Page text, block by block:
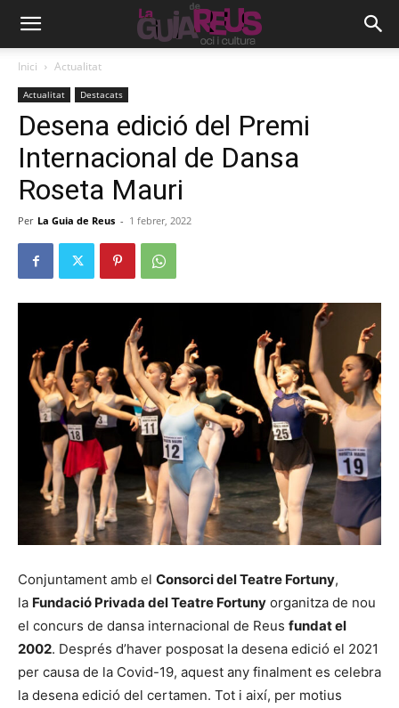
Inici Actualitat
Actualitat Destacats
Desena edició del Premi
Internacional de Dansa
Roseta Mauri
Per La Guia de Reus - 1 febrer, 2022
Conjuntament amb el Consorci del Teatre Fortuny,
la Fundació Privada del Teatre Fortuny organitza de nou
el concurs de dansa internacional de Reus fundat el
2002. Després d’haver posposat la desena edició el 2021
per causa de la Covid-19, aquest any finalment es celebra
la desena edició del certamen. Tot i així, per motius